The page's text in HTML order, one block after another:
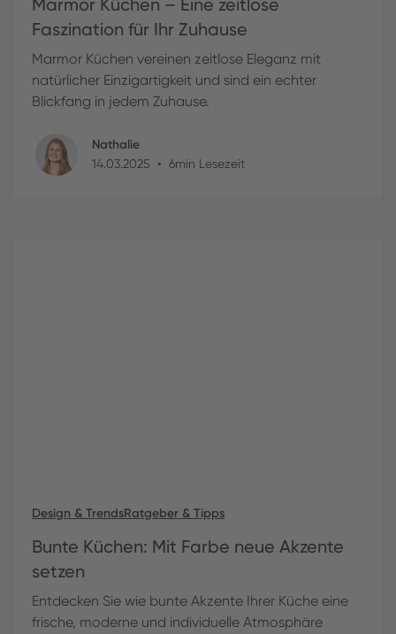
Marmor Küchen – Eine zeitlose
Faszination für Ihr Zuhause
Marmor Küchen vereinen zeitlose Eleganz mit
natürlicher Einzigartigkeit und sind ein echter
Blickfang in jedem Zuhause.
Nathalie
14.03.2025 • 6min Lesezeit
Design & TrendsRatgeber & Tipps
Bunte Küchen: Mit Farbe neue Akzente
setzen
Entdecken Sie wie bunte Akzente Ihrer Küche eine
frische, moderne und individuelle Atmosphäre